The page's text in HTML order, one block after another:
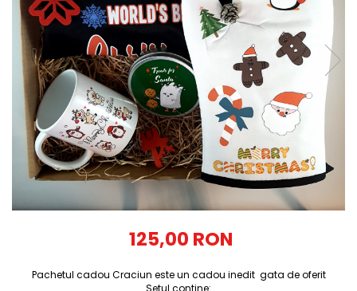
Tricouri Diverse
Tricouri Azi esti Tanar si maine...
Tricouri Motivationale
Tricouri Mamici
Tricouri Pensionari
Tricouri Animalute
Tricouri Stari
Tricouri Gameri
Tricouri Mesaje Virale
Tricouri Zicale Romanesti
Tricouri Copii
125,00 RON
Pachetul cadou Craciun este un cadou inedit gata de oferit
Setul contine: